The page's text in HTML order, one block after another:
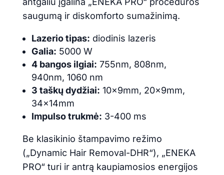
saugumą ir diskomforto sumažinimą.
Lazerio tipas: diodinis lazeris
Galia: 5000 W
4 bangos ilgiai: 755nm, 808nm,
940nm, 1060 nm
3 taškų dydžiai: 10x9mm, 20x9mm,
34x14mm
Impulso trukmė: 3-400 ms
Be klasikinio štampavimo režimo
(„Dynamic Hair Removal-DHR“), „ENEKA
PRO“ turi ir antrą kaupiamosios energijos